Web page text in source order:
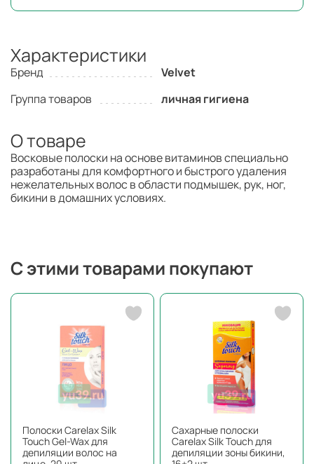
Характеристики
Бренд
Velvet
Группа товаров
личная гигиена
О товаре
Восковые полоски на основе витаминов специально
разработаны для комфортного и быстрого удаления
нежелательных волос в области подмышек, рук, ног,
бикини в домашних условиях.
С этими товарами покупают
Полоски Carelax Silk
Touch Gel-Wax для
депиляции волос на
Сахарные полоски
Carelax Silk Touch для
депиляции зоны бикини,